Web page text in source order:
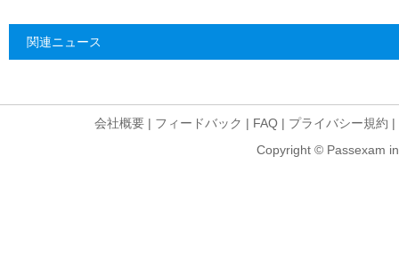
関連ニュース
会社概要 | フィードバック | FAQ | プライバシー規約 |
Copyright © Passexam